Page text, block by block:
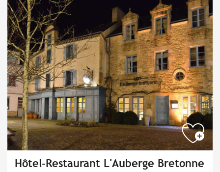
Hôtel-Restaurant L'Auberge Bretonne